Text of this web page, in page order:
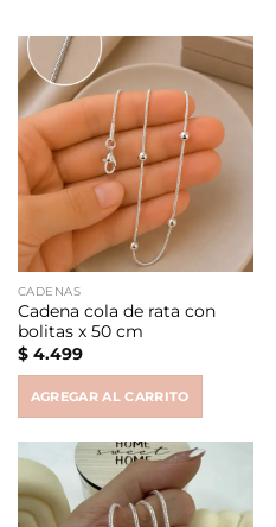
CADENAS
Cadena cola de rata con
bolitas x 50 cm
$4.499
AGREGAR AL CARRITO